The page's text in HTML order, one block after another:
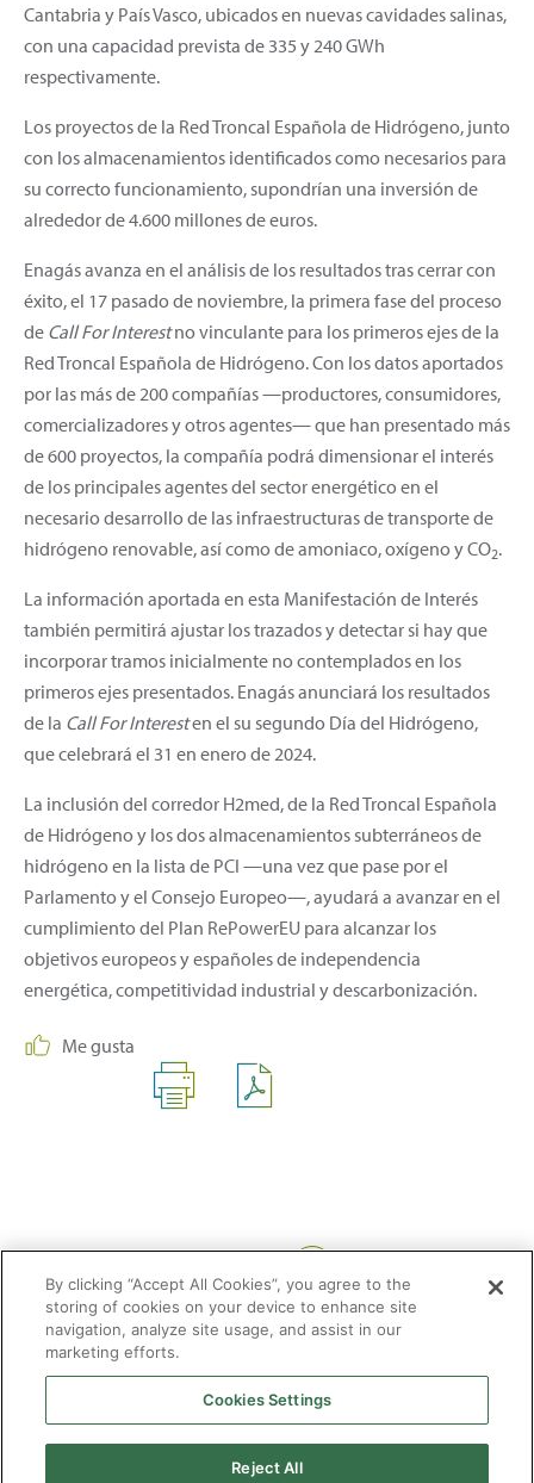
Cantabria y País Vasco, ubicados en nuevas cavidades salinas,
con una capacidad prevista de 335 y 240 GWh
respectivamente.
Los proyectos de la Red Troncal Española de Hidrógeno, junto
con los almacenamientos identificados como necesarios para
su correcto funcionamiento, supondrían una inversión de
alrededor de 4.600 millones de euros.
Enagás avanza en el análisis de los resultados tras cerrar con
éxito, el 17 pasado de noviembre, la primera fase del proceso
de Call For Interestno vinculante para los primeros ejes de la
Red Troncal Española de Hidrógeno. Con los datos aportados
por las más de 200 compañías —productores, consumidores,
comercializadores y otros agentes— que han presentado más
de 600 proyectos, la compañía podrá dimensionar el interés
de los principales agentes del sector energético en el
necesario desarrollo de las infraestructuras de transporte de
hidrógeno renovable, así como de amoniaco, oxígeno y CO2.
La información aportada en esta Manifestación de Interés
también permitirá ajustar los trazados y detectar si hay que
incorporar tramos inicialmente no contemplados en los
primeros ejes presentados. Enagás anunciará los resultados
de la Call For Interesten el su segundo Día del Hidrógeno,
que celebrará el 31 en enero de 2024.
La inclusión del corredor H2med, de la Red Troncal Española
de Hidrógeno y los dos almacenamientos subterráneos de
hidrógeno en la lista de PCI —una vez que pase por el
Parlamento y el Consejo Europeo—, ayudará a avanzar en el
cumplimiento del Plan RePowerEU para alcanzar los
objetivos europeos y españoles de independencia
energética, competitividad industrial y descarbonización.
Me gusta
By clicking “Accept All Cookies”, you agree to the
storing of cookies on your device to enhance site
navigation, analyze site usage, and assist in our
marketing efforts.
Cookies Settings
Reject All